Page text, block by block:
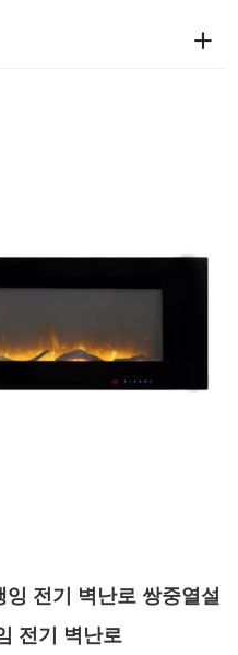
전기 벽난로 쌍중열설
전기 벽난로